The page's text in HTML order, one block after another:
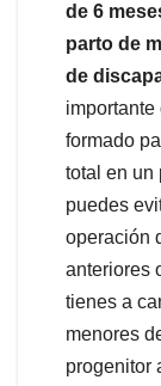
de 6
parto de
de
formado
total en un
puedes
operación
anteriores
tienes a
menores
progenitor